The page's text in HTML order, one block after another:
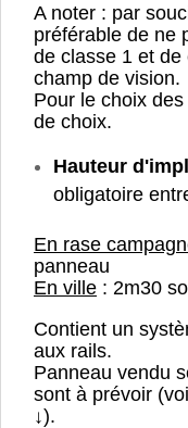
A noter : par
préférable de ne
de classe 1 et
champ de vision.
Pour le choix
de choix.
Hauteur
obligatoire
En rase
panneau
En ville : 2m30
Contient un
aux rails.
Panneau vendu
sont à prévoir
↓).